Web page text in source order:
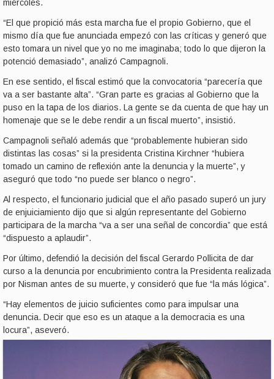
miércoles.
“El que propició más esta marcha fue el propio Gobierno, que el
mismo día que fue anunciada empezó con las críticas y generó que
esto tomara un nivel que yo no me imaginaba; todo lo que dijeron la
potenció demasiado”, analizó Campagnoli.
En ese sentido, el fiscal estimó que la convocatoria “parecería que
va a ser bastante alta”. “Gran parte es gracias al Gobierno que la
puso en la tapa de los diarios. La gente se da cuenta de que hay un
homenaje que se le debe rendir a un fiscal muerto”, insistió.
Campagnoli señaló además que “probablemente hubieran sido
distintas las cosas” si la presidenta Cristina Kirchner “hubiera
tomado un camino de reflexión ante la denuncia y la muerte”, y
aseguró que todo “no puede ser blanco o negro”.
Al respecto, el funcionario judicial que el año pasado superó un jury
de enjuiciamiento dijo que si algún representante del Gobierno
participara de la marcha “va a ser una señal de concordia” que está
“dispuesto a aplaudir”.
Por último, defendió la decisión del fiscal Gerardo Pollicita de dar
curso a la denuncia por encubrimiento contra la Presidenta realizada
por Nisman antes de su muerte, y consideró que fue “la más lógica”.
“Hay elementos de juicio suficientes como para impulsar una
denuncia. Decir que eso es un ataque a la democracia es una
locura”, aseveró.